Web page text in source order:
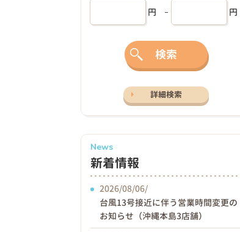
円 円
検索
詳細検索
News
新着情報
2026/08/06/
台風13号接近に伴う営業時間変更の
お知らせ（沖縄本島3店舗）